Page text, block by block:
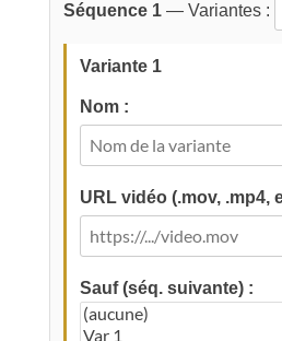
Séquence 1 — Variantes :
Variante 1
Nom :
URL vidéo (.mov, .mp4,
Sauf (séq. suivante) :